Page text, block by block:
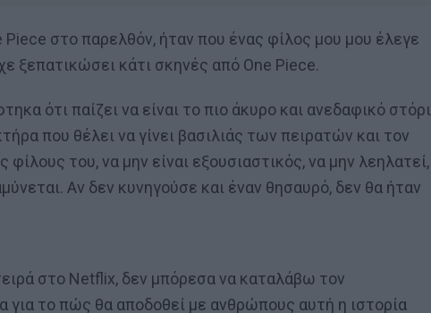
Piece στο παρελθόν, ήταν που ένας φίλος μου μου έλεγε
ξεπατικώσει κάτι σκηνές από One Piece.
ότι παίζει να είναι το πιο άκυρο και ανεδαφικό
που θέλει να γίνει βασιλιάς των πειρατών και τον
φίλους του, να μην είναι εξουσιαστικός, να μην λεηλατεί,
Αν δεν κυνηγούσε και έναν θησαυρό, δεν θα ήταν
στο Netflix, δεν μπόρεσα να καταλάβω τον
για το πώς θα αποδοθεί με ανθρώπους αυτή η ιστορία